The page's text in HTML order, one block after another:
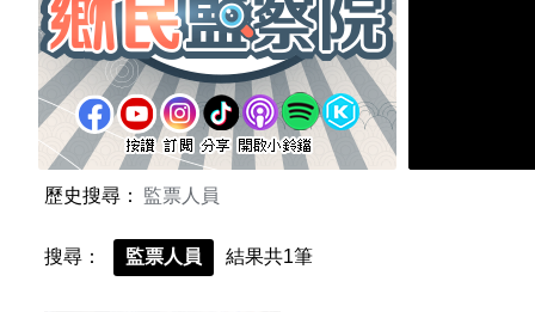
歷史搜尋： 監票人員
搜尋： 監票人員 結果共1筆